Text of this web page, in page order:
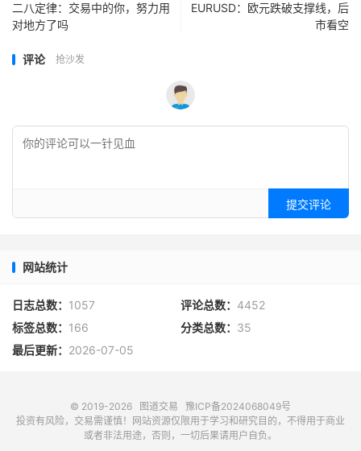
二八定律：交易中的你，努力用
对地方了吗
EURUSD：欧元跌破支撑线，后
市看空
评论 抢沙发
提交评论
网站统计
日志总数： 1057 评论总数： 4452
标签总数： 166 分类总数： 35
最后更新： 2026-07-05
© 2019-2026 图道交易
豫ICP备2024068049号
投资有风险，交易需谨慎！网站资源仅限用于学习和研究目的，不得用于商业
或者非法用途，否则，一切后果请用户自负。